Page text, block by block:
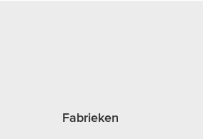
Fabrieken